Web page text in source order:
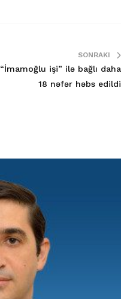
SONRAKI
“İmamoğlu işi” ilə bağlı daha
18 nəfər həbs edildi